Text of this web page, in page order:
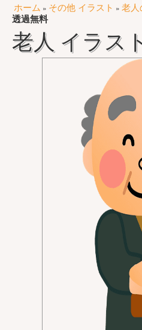
ホーム » その他 イラスト » 老人
透過無料
老人 イラス